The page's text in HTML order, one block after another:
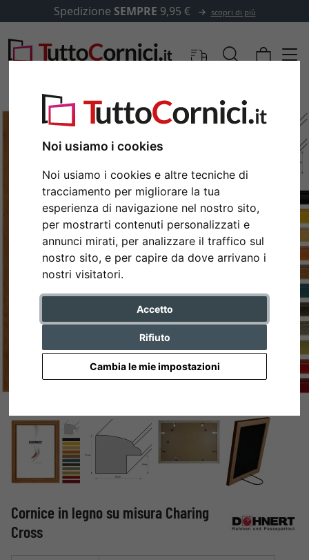
Noi usiamo i cookies
Noi usiamo i cookies e altre tecniche di
tracciamento per migliorare la tua
esperienza di navigazione nel nostro sito,
per mostrarti contenuti personalizzati e
annunci mirati, per analizzare il traffico sul
nostro sito, e per capire da dove arrivano i
nostri visitatori.
Accetto
Rifiuto
Cambia le mie impostazioni
Spedizione SEMPRE 9,95 € scopri di più
Indietro
Cornice in legno su misura Charing
Cross